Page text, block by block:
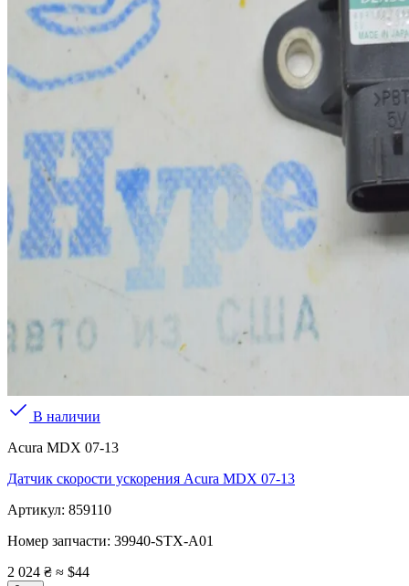
В наличии
Acura MDX 07-13
Датчик скорости ускорения Acura MDX 07-13
Артикул: 859110
Номер запчасти: 39940-STX-A01
2 024 ₴ ≈ $44